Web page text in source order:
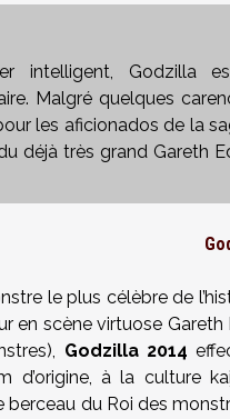
intelligent, Godzilla
Malgré quelques
les aficionados de la
déjà très grand Gareth
le plus célèbre de
en scène virtuose Gareth
Godzilla 2014
d’origine, à la culture
du Roi des